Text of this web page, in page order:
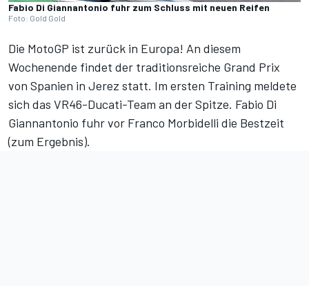
Fabio Di Giannantonio fuhr zum Schluss mit neuen Reifen
Foto: Gold Gold
Die MotoGP ist zurück in Europa! An diesem
Wochenende findet der traditionsreiche Grand Prix
von Spanien in Jerez statt. Im ersten Training meldete
sich das VR46-Ducati-Team an der Spitze. Fabio Di
Giannantonio fuhr vor Franco Morbidelli die Bestzeit
(zum Ergebnis).